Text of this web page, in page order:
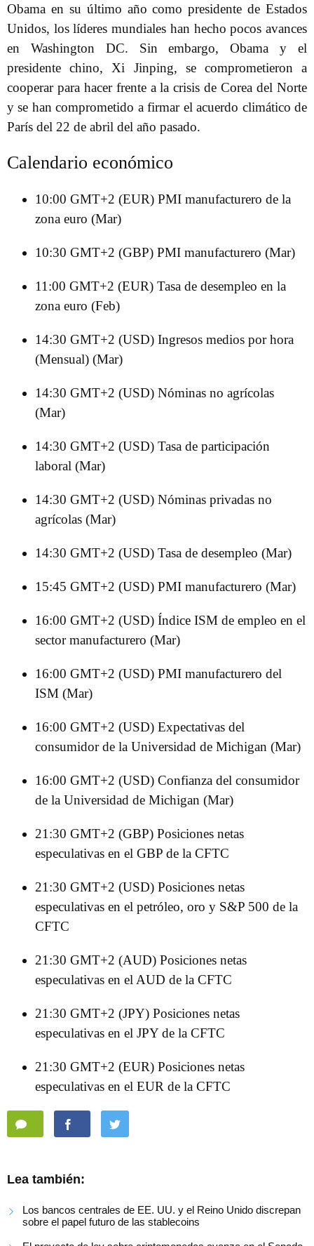
Obama en su último año como presidente de Estados
Unidos, los líderes mundiales han hecho pocos avances
en Washington DC. Sin embargo, Obama y el
presidente chino, Xi Jinping, se comprometieron a
cooperar para hacer frente a la crisis de Corea del Norte
y se han comprometido a firmar el acuerdo climático de
París del 22 de abril del año pasado.
Calendario económico
10:00 GMT+2 (EUR) PMI manufacturero de la
zona euro (Mar)
10:30 GMT+2 (GBP) PMI manufacturero (Mar)
11:00 GMT+2 (EUR) Tasa de desempleo en la
zona euro (Feb)
14:30 GMT+2 (USD) Ingresos medios por hora
(Mensual) (Mar)
14:30 GMT+2 (USD) Nóminas no agrícolas
(Mar)
14:30 GMT+2 (USD) Tasa de participación
laboral (Mar)
14:30 GMT+2 (USD) Nóminas privadas no
agrícolas (Mar)
14:30 GMT+2 (USD) Tasa de desempleo (Mar)
15:45 GMT+2 (USD) PMI manufacturero (Mar)
16:00 GMT+2 (USD) Índice ISM de empleo en el
sector manufacturero (Mar)
16:00 GMT+2 (USD) PMI manufacturero del
ISM (Mar)
16:00 GMT+2 (USD) Expectativas del
consumidor de la Universidad de Michigan (Mar)
16:00 GMT+2 (USD) Confianza del consumidor
de la Universidad de Michigan (Mar)
21:30 GMT+2 (GBP) Posiciones netas
especulativas en el GBP de la CFTC
21:30 GMT+2 (USD) Posiciones netas
especulativas en el petróleo, oro y S&P 500 de la
CFTC
21:30 GMT+2 (AUD) Posiciones netas
especulativas en el AUD de la CFTC
21:30 GMT+2 (JPY) Posiciones netas
especulativas en el JPY de la CFTC
21:30 GMT+2 (EUR) Posiciones netas
especulativas en el EUR de la CFTC
Lea también:
Los bancos centrales de EE. UU. y el Reino Unido discrepan
sobre el papel futuro de las stablecoins